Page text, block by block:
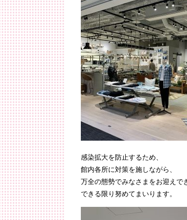
感染拡大を防止するため、
館内各所に対策を施しながら、
万全の態勢でみなさまをお迎えで
できる限り努めてまいります。